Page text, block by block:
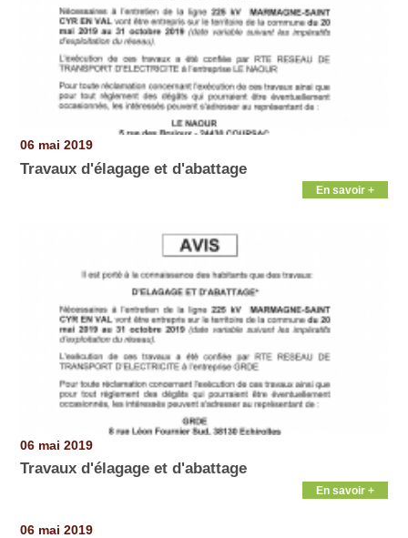
06 mai 2019
Travaux d'élagage et d'abattage
En savoir +
06 mai 2019
Travaux d'élagage et d'abattage
En savoir +
06 mai 2019